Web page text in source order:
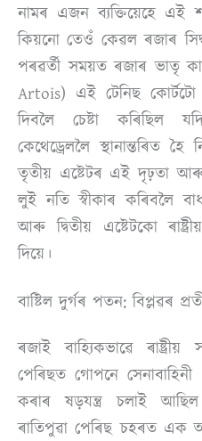
নামৰ এজন ব্যক্তিয়েহে এই
কিয়নো তেওঁ কেৱল ৰজাৰ
পৰৱৰ্তী সময়ত ৰজাৰ ভাতৃ
Artois) এই টেনিছ
দিবলৈ চেষ্টা কৰিছিল
কেথেড্ৰেললৈ স্থানান্তৰিত
তৃতীয় এষ্টেটৰ এই দৃঢ়তা
লুই নতি স্বীকাৰ কৰিবলৈ
আৰু দ্বিতীয় এষ্টেটকো
দিয়ে।
বাষ্টিল দুৰ্গৰ পতন: বিপ্লৱৰ
ৰজাই বাহ্যিকভাৱে
পেৰিছত গোপনে
কৰাৰ ষড়যন্ত্ৰ চলাই
ৰাতিপুৱা পেৰিছ চহৰত এক